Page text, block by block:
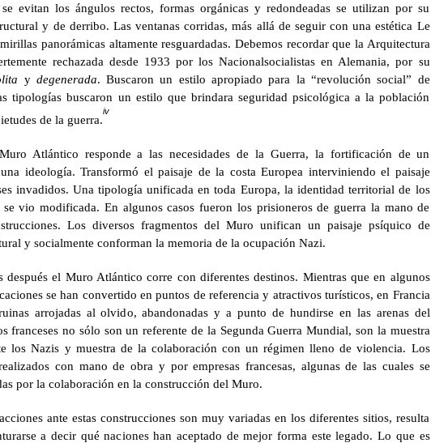
evitan los ángulos rectos, formas orgánicas y redondeadas se utilizan por su
y de derribo. Las ventanas corridas, más allá de seguir con una estética Le
panorámicas altamente resguardadas. Debemos recordar que la Arquitectura
rechazada desde 1933 por los Nacionalsocialistas en Alemania, por su
y degenerada. Buscaron un estilo apropiado para la “revolución social” de
tipologías buscaron un estilo que brindara seguridad psicológica a la población
de la guerra.
iv
Atlántico responde a las necesidades de la Guerra, la fortificación de un
ideología. Transformó el paisaje de la costa Europea interviniendo el paisaje
invadidos. Una tipología unificada en toda Europa, la identidad territorial de los
se vio modificada. En algunos casos fueron los prisioneros de guerra la mano de
Los diversos fragmentos del Muro unifican un paisaje psíquico de
y socialmente conforman la memoria de la ocupación Nazi.
después el Muro Atlántico corre con diferentes destinos. Mientras que en algunos
se han convertido en puntos de referencia y atractivos turísticos, en Francia
arrojadas al olvido, abandonadas y a punto de hundirse en las arenas del
franceses no sólo son un referente de la Segunda Guerra Mundial, son la muestra
los Nazis y muestra de la colaboración con un régimen lleno de violencia. Los
con mano de obra y por empresas francesas, algunas de las cuales se
por la colaboración en la construcción del Muro.
ante estas construcciones son muy variadas en los diferentes sitios, resulta
a decir qué naciones han aceptado de mejor forma este legado. Lo que es